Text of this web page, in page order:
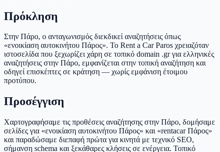
Πρόκληση
Στην Πάρο, ο ανταγωνισμός διεκδικεί αναζητήσεις όπως
«ενοικίαση αυτοκινήτου Πάρος». Το Rent a Car Paros χρειαζόταν
ιστοσελίδα που ξεχωρίζει χάρη σε τοπικό domain .gr για ελληνικές
αναζητήσεις στην Πάρο, εμφανίζεται στην τοπική αναζήτηση και
οδηγεί επισκέπτες σε κράτηση — χωρίς εμφάνιση έτοιμου
προτύπου.
Προσέγγιση
Χαρτογραφήσαμε τις προθέσεις αναζήτησης στην Πάρο, δομήσαμε
σελίδες για «ενοικίαση αυτοκινήτου Πάρος» και «rentacar Πάρος»
και παραδώσαμε διεπαφή πρώτα για κινητά με τεχνικό SEO,
σήμανση schema και ξεκάθαρες κλήσεις σε ενέργεια. Τοπικό